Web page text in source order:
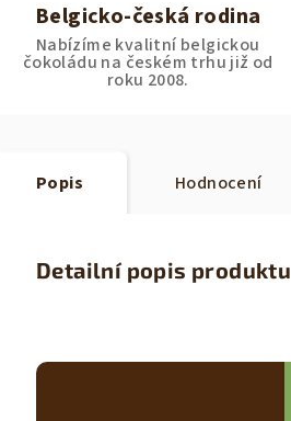
Belgicko-česká rodina
Nabízíme kvalitní belgickou
čokoládu na českém trhu již od
roku 2008.
Popis Hodnocení
Detailní popis produktu